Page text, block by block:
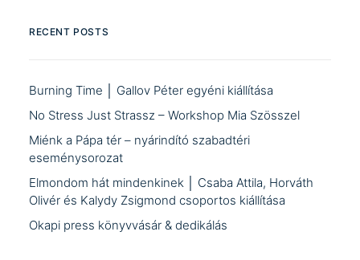
RECENT POSTS
Burning Time │ Gallov Péter egyéni kiállítása
No Stress Just Strassz – Workshop Mia Szösszel
Miénk a Pápa tér – nyárindító szabadtéri
eseménysorozat
Elmondom hát mindenkinek │ Csaba Attila, Horváth
Olivér és Kalydy Zsigmond csoportos kiállítása
Okapi press könyvvásár & dedikálás